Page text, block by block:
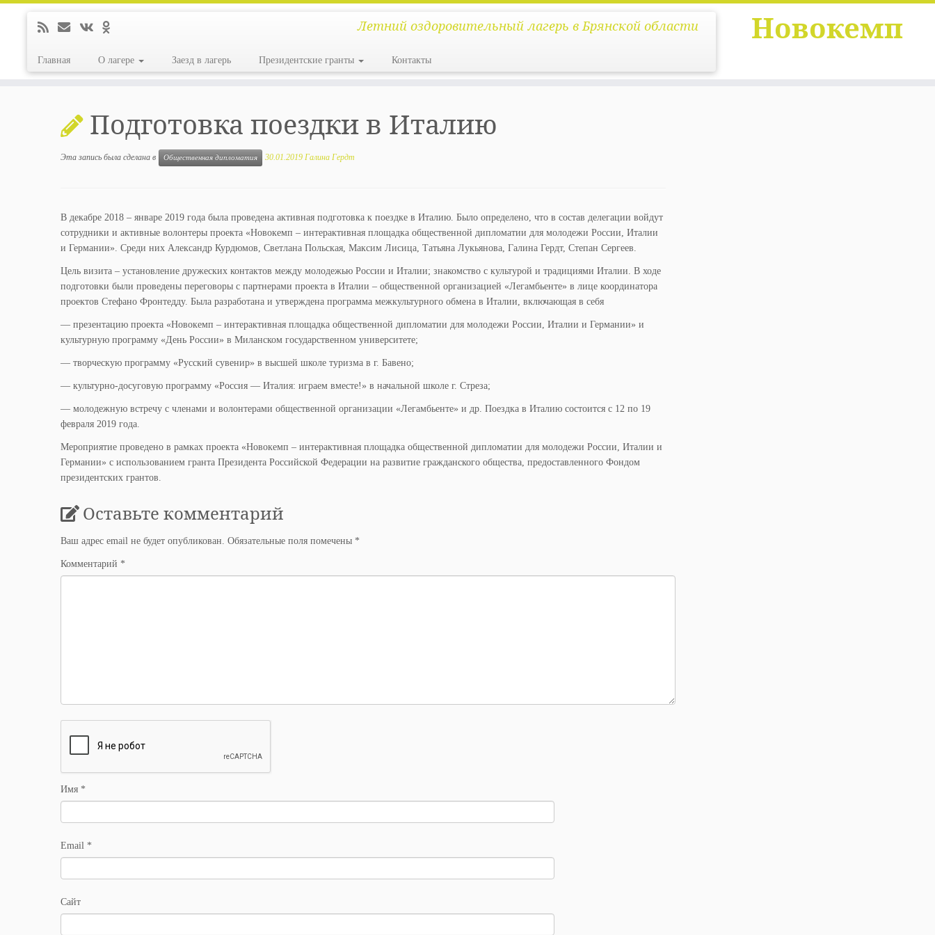
Новокемп
Летний оздоровительный лагерь в Брянской области
Главная О лагере Заезд в лагерь Президентские гранты Контакты
Подготовка поездки в Италию
Эта запись была сделана в Общественная дипломатия 30.01.2019 Галина Гердт
В декабре 2018 – январе 2019 года была проведена активная подготовка к поездке в Италию. Было определено, что в состав делегации войдут
сотрудники и активные волонтеры проекта «Новокемп – интерактивная площадка общественной дипломатии для молодежи России, Италии
и Германии». Среди них Александр Курдюмов, Светлана Польская, Максим Лисица, Татьяна Лукьянова, Галина Гердт, Степан Сергеев.
Цель визита – установление дружеских контактов между молодежью России и Италии; знакомство с культурой и традициями Италии. В ходе
подготовки были проведены переговоры с партнерами проекта в Италии – общественной организацией «Легамбьенте» в лице координатора
проектов Стефано Фронтедду. Была разработана и утверждена программа межкультурного обмена в Италии, включающая в себя
— презентацию проекта «Новокемп – интерактивная площадка общественной дипломатии для молодежи России, Италии и Германии» и
культурную программу «День России» в Миланском государственном университете;
— творческую программу «Русский сувенир» в высшей школе туризма в г. Бавено;
— культурно-досуговую программу «Россия — Италия: играем вместе!» в начальной школе г. Стреза;
— молодежную встречу с членами и волонтерами общественной организации «Легамбьенте» и др. Поездка в Италию состоится с 12 по 19
февраля 2019 года.
Мероприятие проведено в рамках проекта «Новокемп – интерактивная площадка общественной дипломатии для молодежи России, Италии и
Германии» с использованием гранта Президента Российской Федерации на развитие гражданского общества, предоставленного Фондом
президентских грантов.
Оставьте комментарий
Ваш адрес email не будет опубликован. Обязательные поля помечены *
Комментарий *
Имя *
Email *
Сайт